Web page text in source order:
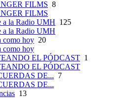
FILMS 8
FILMS
a la Radio UMH 125
a la Radio UMH
como hoy 20
como hoy
EL PÓDCAST 1
EL PÓDCAST
DE... 7
DE...
13